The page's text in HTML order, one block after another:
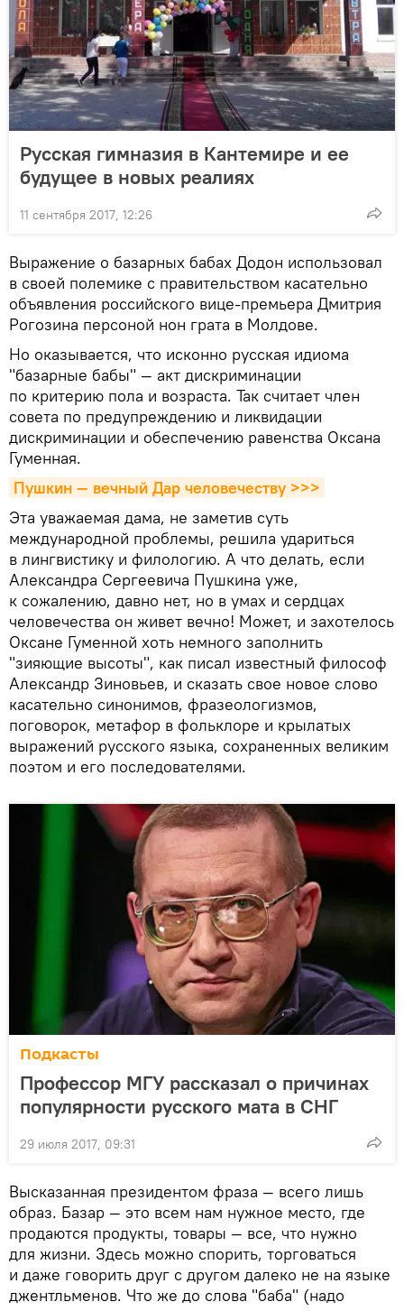
Русская гимназия в Кантемире и ее
будущее в новых реалиях
11 сентября 2017, 12:26
Выражение о базарных бабах Додон использовал
в своей полемике с правительством касательно
объявления российского вице-премьера Дмитрия
Рогозина персоной нон грата в Молдове.
Но оказывается, что исконно русская идиома
"базарные бабы" — акт дискриминации
по критерию пола и возраста. Так считает член
совета по предупреждению и ликвидации
дискриминации и обеспечению равенства Оксана
Гуменная.
Пушкин — вечный Дар человечеству >>>
Эта уважаемая дама, не заметив суть
международной проблемы, решила удариться
в лингвистику и филологию. А что делать, если
Александра Сергеевича Пушкина уже,
к сожалению, давно нет, но в умах и сердцах
человечества он живет вечно! Может, и захотелось
Оксане Гуменной хоть немного заполнить
"зияющие высоты", как писал известный философ
Александр Зиновьев, и сказать свое новое слово
касательно синонимов, фразеологизмов,
поговорок, метафор в фольклоре и крылатых
выражений русского языка, сохраненных великим
поэтом и его последователями.
Подкасты
Профессор МГУ рассказал о причинах
популярности русского мата в СНГ
29 июля 2017, 09:31
Высказанная президентом фраза — всего лишь
образ. Базар — это всем нам нужное место, где
продаются продукты, товары — все, что нужно
для жизни. Здесь можно спорить, торговаться
и даже говорить друг с другом далеко не на языке
джентльменов. Что же до слова "баба" (надо